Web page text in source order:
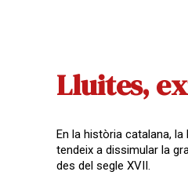
Lluites,
En la història catalana,
tendeix a dissimular la
des del segle XVII.